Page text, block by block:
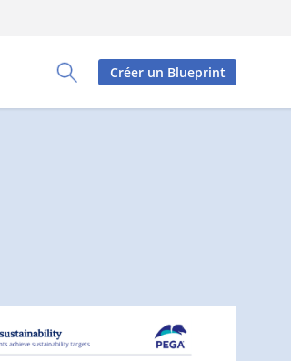
Toggle Search Panel
Créer un Blueprint